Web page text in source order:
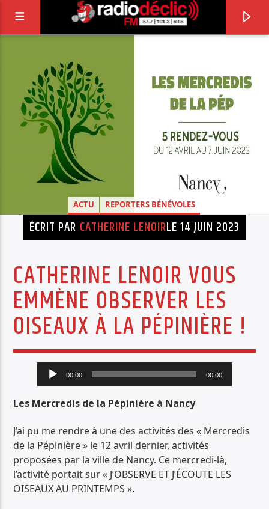
RADIO DÉCLIC
VOTRE RADIO ASSOCIATIVE EN TERRES DE
LORRAINE
PISTE ACTUELLE
JUNGLE FEVER
TOUT LE ROCK UNDERGROUND PRÉSENTÉ PAR SYNED TONETTA
Radio Déclic
ACTU REPORTERS BÉNÉVOLES
ÉCRIT PAR CATHERINE LENOIRLE 14 JUIN 2023
CATHERINE LENOIR VOUS
EMMÈNE OBSERVER LES
OISEAUX À LA PÉPINIÈRE !
Lecteur
audio
00:00 00:00
Les Mercredis de la Pépinière à Nancy
J’ai pu me rendre à une des activités des « Mercredis
de la Pépinière » le 12 avril dernier, activités
proposées par la ville de Nancy. Ce mercredi-là,
l’activité portait sur « J’OBSERVE ET J’ÉCOUTE LES
OISEAUX AU PRINTEMPS ».